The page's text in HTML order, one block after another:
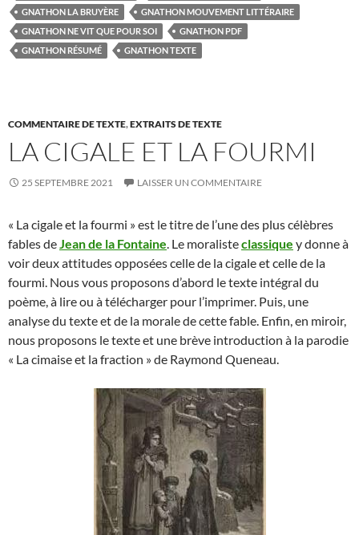
GNATHON LA BRUYÈRE
GNATHON MOUVEMENT LITTÉRAIRE
GNATHON NE VIT QUE POUR SOI
GNATHON PDF
GNATHON RÉSUMÉ
GNATHON TEXTE
COMMENTAIRE DE TEXTE,EXTRAITS DE TEXTE
LA CIGALE ET LA FOURMI
25 SEPTEMBRE 2021 LAISSER UN COMMENTAIRE
« La cigale et la fourmi » est le titre de l’une des plus célèbres
fables deJean de la Fontaine. Le moralisteclassique y donne à
voir deux attitudes opposées celle de la cigale et celle de la
fourmi. Nous vous proposons d’abord le texte intégral du
poème, à lire ou à télécharger pour l’imprimer. Puis, une
analyse du texte et de la morale de cette fable. Enfin, en miroir,
nous proposons le texte et une brève introduction à la parodie
« La cimaise et la fraction » de Raymond Queneau.